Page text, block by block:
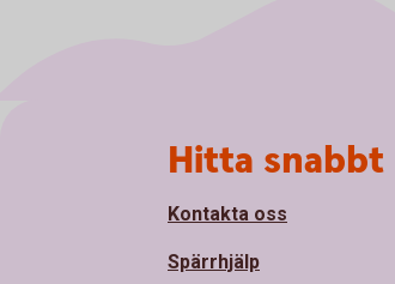
Hitta snabbt
Kontakta oss
Spärrhjälp